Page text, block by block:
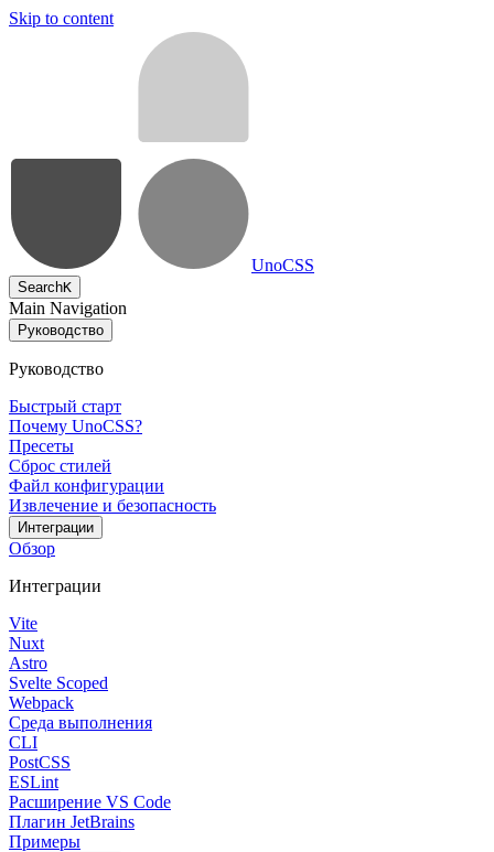
Skip to content
UnoCSS
SearchK
Main Navigation
Руководство
Руководство
Быстрый старт
Почему UnoCSS?
Пресеты
Сброс стилей
Файл конфигурации
Извлечение и безопасность
Интеграции
Обзор
Интеграции
Vite
Nuxt
Astro
Svelte Scoped
Webpack
Среда выполнения
CLI
PostCSS
ESLint
Расширение VS Code
Плагин JetBrains
Примеры